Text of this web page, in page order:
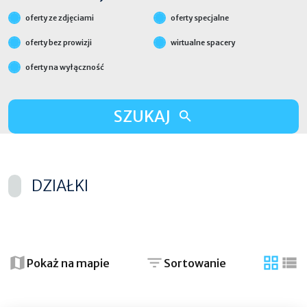
oferty ze zdjęciami oferty specjalne
oferty bez prowizji wirtualne spacery
oferty na wyłączność
SZUKAJ
DZIAŁKI
−Pokaż na mapie Sortowanie
tabela